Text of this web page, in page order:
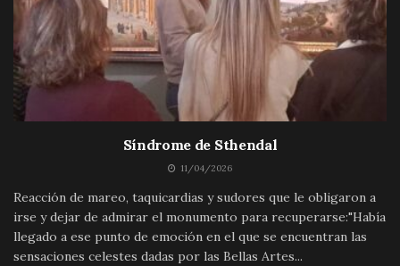
Síndrome de Sthendal
11/04/2026
Reacción de mareo, taquicardias y sudores que le obligaron a
irse y dejar de admirar el monumento para recuperarse:"Había
llegado a ese punto de emoción en el que se encuentran las
sensaciones celestes dadas por las Bellas Artes...